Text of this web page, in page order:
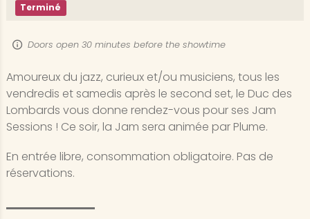
Terminé
Doors open 30 minutes before the showtime
Amoureux du jazz, curieux et/ou musiciens, tous les
vendredis et samedis après le second set, le Duc des
Lombards vous donne rendez-vous pour ses Jam
Sessions ! Ce soir, la Jam sera animée par Plume.
En entrée libre, consommation obligatoire. Pas de
réservations.